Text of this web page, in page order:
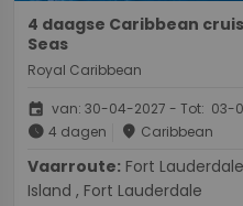
4 daagse Caribbean
Seas
Royal Caribbean
event van: 30-04-2027 - Tot: 03-
schedule 4 dagen place Caribbean
Vaarroute:
Island , Fort Lauderdale